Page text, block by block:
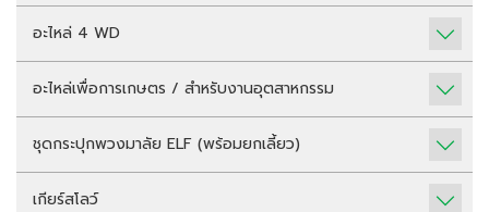
อะไหล่ 4 WD
อะไหล่เพื่อการเกษตร / สำหรับงานอุตสาหกรรม
ชุดกระปุกพวงมาลัย ELF (พร้อมยกเลี้ยว)
เกียร์สโลว์